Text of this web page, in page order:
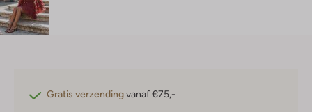
Gratis verzendingvanaf €75,-